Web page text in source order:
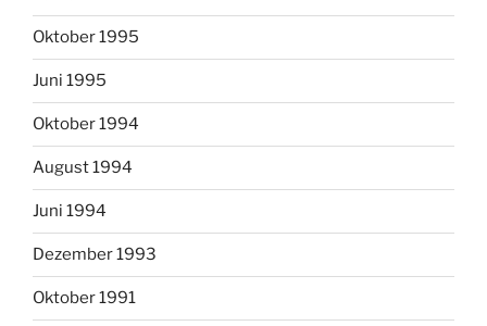
Oktober 1995
Juni 1995
Oktober 1994
August 1994
Juni 1994
Dezember 1993
Oktober 1991